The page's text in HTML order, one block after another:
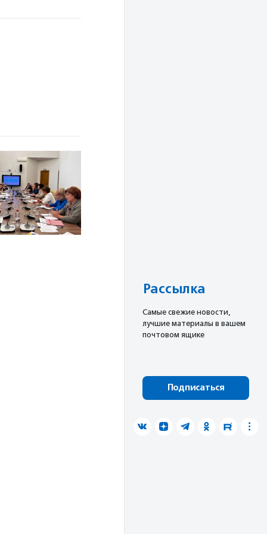
Рассылка
Cамые свежие новости,
лучшие материалы в вашем
почтовом ящике
Подписаться